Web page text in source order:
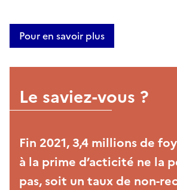
Pour en savoir plus
Le saviez-vous ?
Fin 2021, 3,4 millions de
à la prime d’acticité ne la
pas, soit un taux de non-